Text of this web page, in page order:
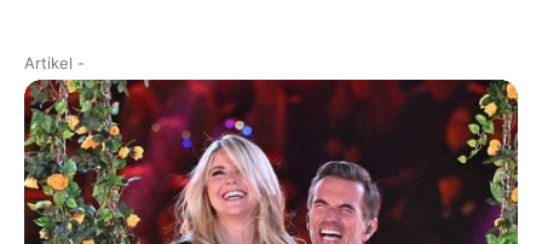
Artikel -